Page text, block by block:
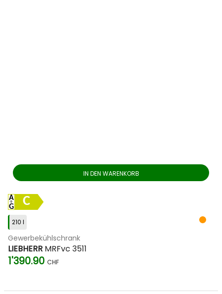
IN DEN WARENKORB
C
210 l
Gewerbekühlschrank
LIEBHERR MRFvc 3511
1'390.90 CHF